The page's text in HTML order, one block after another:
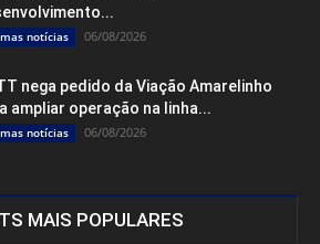
notícias 06/08/2026
nega pedido da Viação Amarelinho
ampliar operação na linha...
notícias 06/08/2026
MAIS POPULARES